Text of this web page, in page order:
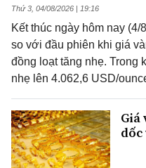
Thứ 3, 04/08/2026 | 19:16
Kết thúc ngày hôm nay
so với đầu phiên khi giá
đồng loạt tăng nhẹ. Trong
nhẹ lên 4.062,6 USD/
Giá